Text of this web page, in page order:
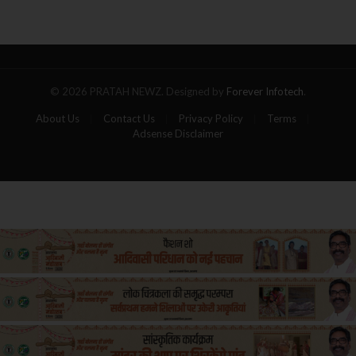
© 2026 PRATAH NEWZ. Designed by Forever Infotech.
About Us Contact Us Privacy Policy
Terms
Adsense Disclaimer